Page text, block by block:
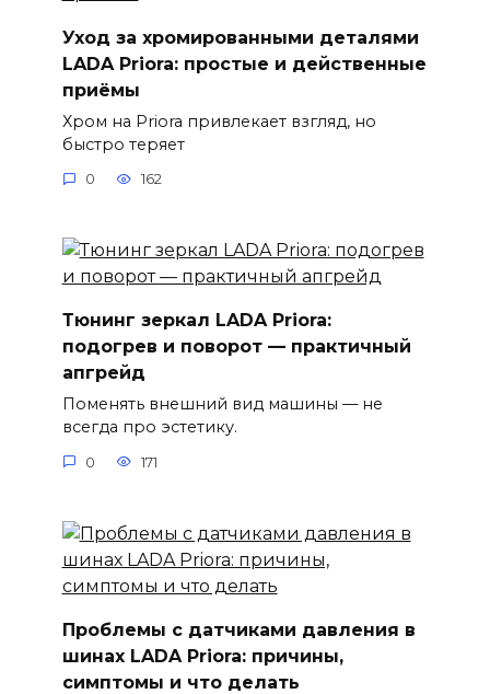
Уход за хромированными деталями
LADA Priora: простые и действенные
приёмы
Хром на Priora привлекает взгляд, но
быстро теряет
0 162
Тюнинг зеркал LADA Priora:
подогрев и поворот — практичный
апгрейд
Поменять внешний вид машины — не
всегда про эстетику.
0 171
Проблемы с датчиками давления в
шинах LADA Priora: причины,
симптомы и что делать